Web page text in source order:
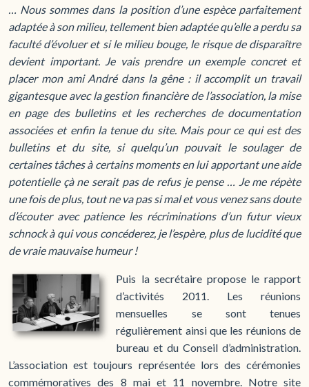
… Nous sommes dans la position d’une espèce parfaitement
adaptée à son milieu, tellement bien adaptée qu’elle a perdu sa
faculté d’évoluer et si le milieu bouge, le risque de disparaître
devient important. Je vais prendre un exemple concret et
placer mon ami André dans la gêne : il accomplit un travail
gigantesque avec la gestion financière de l’association, la mise
en page des bulletins et les recherches de documentation
associées et enfin la tenue du site. Mais pour ce qui est des
bulletins et du site, si quelqu’un pouvait le soulager de
certaines tâches à certains moments en lui apportant une aide
potentielle çà ne serait pas de refus je pense … Je me répète
une fois de plus, tout ne va pas si mal et vous venez sans doute
d’écouter avec patience les récriminations d’un futur vieux
schnock à qui vous concéderez, je l’espère, plus de lucidité que
de vraie mauvaise humeur !
Puis la secrétaire propose le rapport
d’activités 2011. Les réunions
mensuelles se sont tenues
régulièrement ainsi que les réunions de
bureau et du Conseil d’administration.
L’association est toujours représentée lors des cérémonies
commémoratives des 8 mai et 11 novembre. Notre site